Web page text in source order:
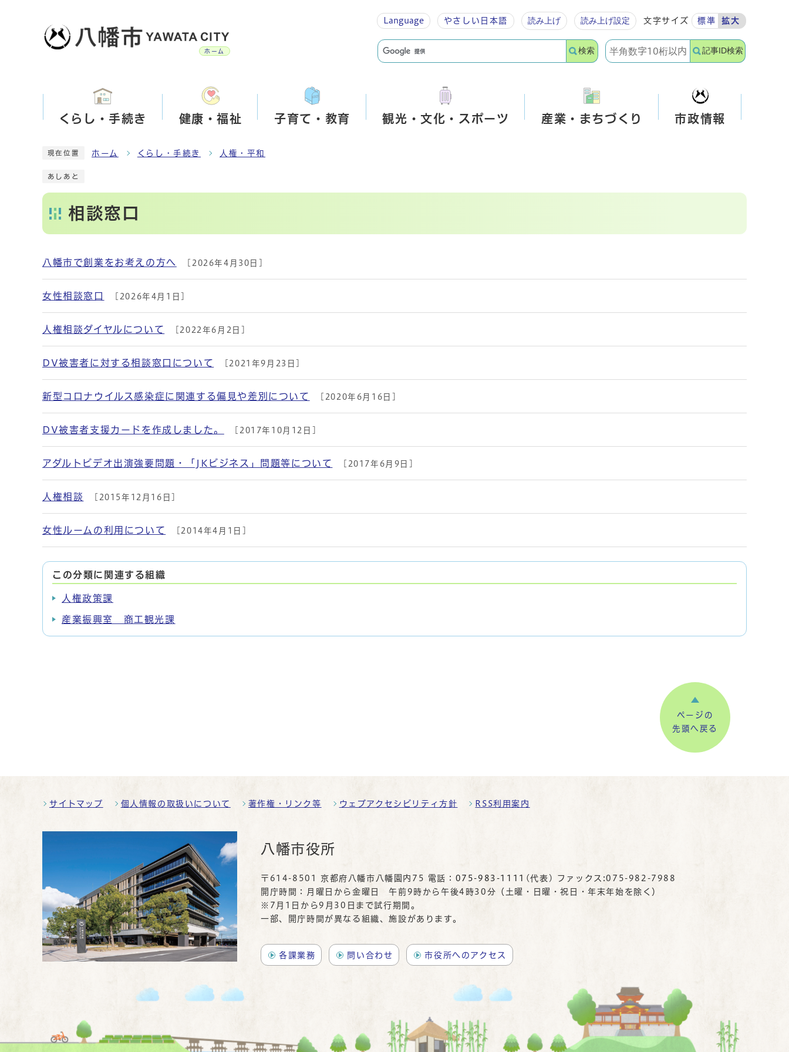
ホーム
Language やさしい 日本語 読み上げ 読み上げ設定 文字サイズ 標準 拡大
検索 記事ID検索
くらし・手続き 健康・福祉 子育て・教育 観光・文化・スポーツ 産業・まちづくり 市政情報
現在位置 ホーム くらし・手続き 人権・平和
あしあと
相談窓口
メインメニュー
八幡市で創業をお考えの方へ [2026年4月30日]
女性相談窓口 [2026年4月1日]
人権相談ダイヤルについて [2022年6月2日]
DV被害者に対する相談窓口について [2021年9月23日]
新型コロナウイルス感染症に関連する偏見や差別について [2020年6月16日]
DV被害者支援カードを作成しました。 [2017年10月12日]
アダルトビデオ出演強要問題・「JKビジネス」問題等について [2017年6月9日]
人権相談 [2015年12月16日]
女性ルームの利用について [2014年4月1日]
この分類に関連する組織
人権政策課
産業振興室 商工観光課
ページの
先頭へ戻る
サイトマップ 個人情報の取扱いについて 著作権・リンク等 ウェブアクセシビリティ方針 RSS利用案内
八幡市役所
〒614-8501 京都府八幡市八幡園内75 電話： 075-983-1111
(代表) ファックス:075-982-7988
開庁時間：月曜日から金曜日 午前9時から午後4時30分（土曜・日曜・祝日・年末年始を除く）
※7月1日から9月30日まで試行期間。
一部、開庁時間が異なる組織、施設があります。
各課業務 問い合わせ 市役所へのアクセス